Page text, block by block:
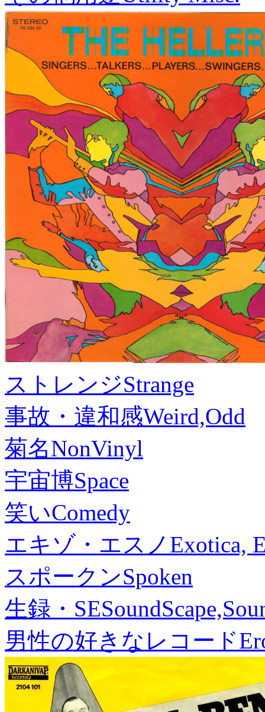
ストレンジStrange
事故・違和感Weird,Odd
菊名NonVinyl
宇宙博Space
笑いComedy
エキゾ・エスノ Exotica,
スポークンSpoken
生録・SE
男性の好きなレコード